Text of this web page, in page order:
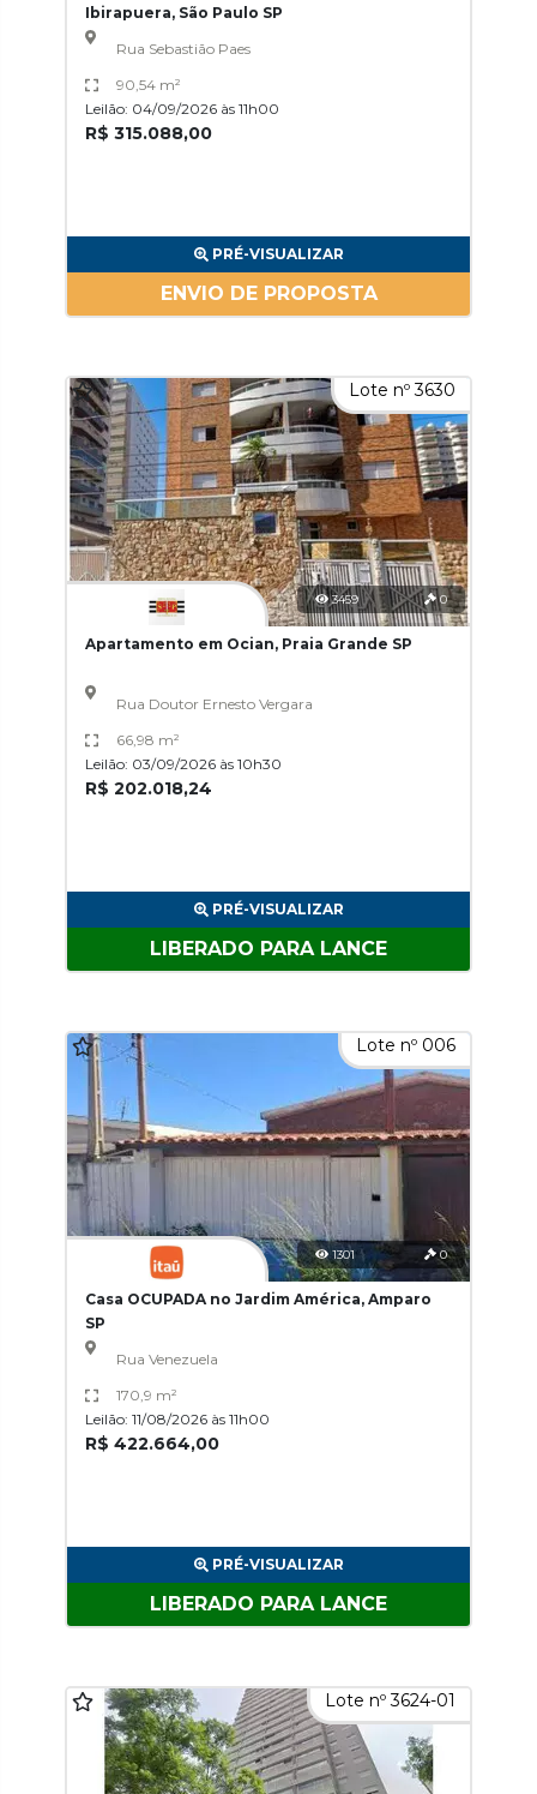
Ibirapuera, São Paulo SP
Rua Sebastião Paes
90,54 m²
Leilão: 04/09/2026 às 11h00
R$ 315.088,00
PRÉ-VISUALIZAR
ENVIO DE PROPOSTA
Lote nº 3630
3459 0
Apartamento em Ocian, Praia Grande SP
Rua Doutor Ernesto Vergara
66,98 m²
Leilão: 03/09/2026 às 10h30
R$ 202.018,24
PRÉ-VISUALIZAR
LIBERADO PARA LANCE
Lote nº 006
1301 0
Casa OCUPADA no Jardim América, Amparo
SP
Rua Venezuela
170,9 m²
Leilão: 11/08/2026 às 11h00
R$ 422.664,00
PRÉ-VISUALIZAR
LIBERADO PARA LANCE
Lote nº 3624-01